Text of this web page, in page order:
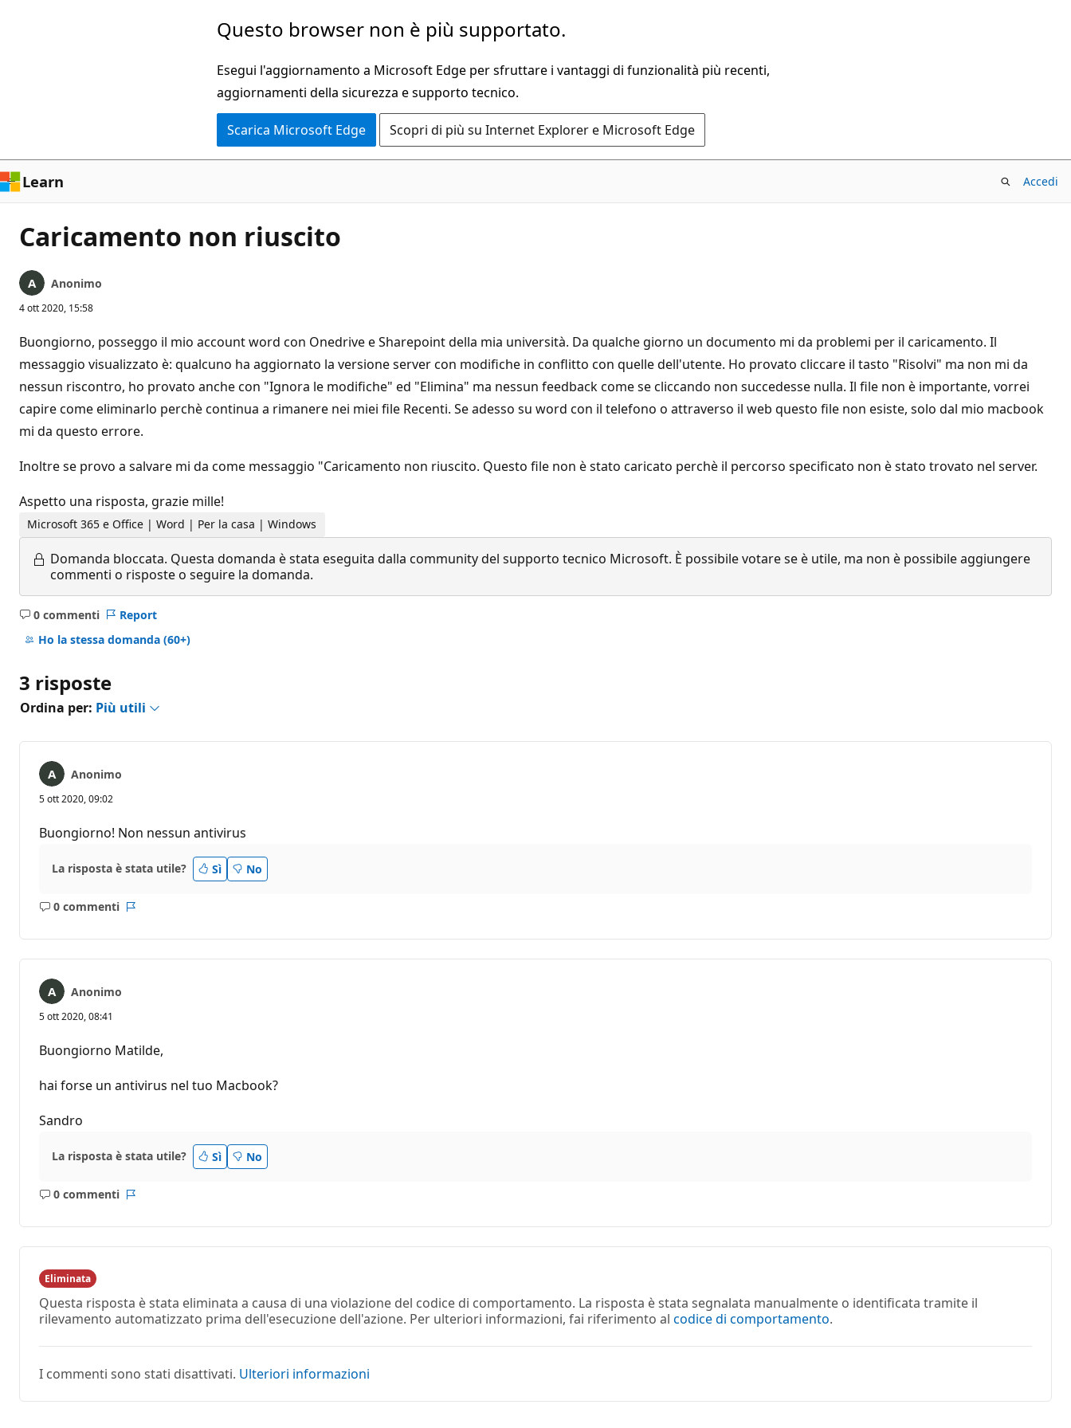
Questo browser non è più supportato.
Esegui l'aggiornamento a Microsoft Edge per sfruttare i vantaggi di funzionalità più recenti,
aggiornamenti della sicurezza e supporto tecnico.
Scarica Microsoft Edge Scopri di più su Internet Explorer e Microsoft Edge
Learn Accedi
Caricamento non riuscito
Anonimo
4 ott 2020, 15:58
Buongiorno, posseggo il mio account word con Onedrive e Sharepoint della mia università. Da qualche giorno un documento mi da problemi per il caricamento. Il
messaggio visualizzato è: qualcuno ha aggiornato la versione server con modifiche in conflitto con quelle dell'utente. Ho provato cliccare il tasto "Risolvi" ma non mi da
nessun riscontro, ho provato anche con "Ignora le modifiche" ed "Elimina" ma nessun feedback come se cliccando non succedesse nulla. Il file non è importante, vorrei
capire come eliminarlo perchè continua a rimanere nei miei file Recenti. Se adesso su word con il telefono o attraverso il web questo file non esiste, solo dal mio macbook
mi da questo errore.
Inoltre se provo a salvare mi da come messaggio "Caricamento non riuscito. Questo file non è stato caricato perchè il percorso specificato non è stato trovato nel server.
Aspetto una risposta, grazie mille!
Microsoft 365 e Office | Word | Per la casa | Windows
Domanda bloccata. Questa domanda è stata eseguita dalla community del supporto tecnico Microsoft. È possibile votare se è utile, ma non è possibile aggiungere
commenti o risposte o seguire la domanda.
0 commenti
Nessun
commento
Report
Ho la stessa domanda (60+)
3 risposte
Ordina per: Più utili
Anonimo
5 ott 2020, 09:02
Buongiorno! Non nessun antivirus
La risposta è stata utile? Sì No
0 commenti
Nessun
Anonimo
5 ott 2020, 08:41
Buongiorno Matilde,
hai forse un antivirus nel tuo Macbook?
Sandro
La risposta è stata utile? Sì No
0 commenti
Nessun
Eliminata
Questa risposta è stata eliminata a causa di una violazione del codice di comportamento. La risposta è stata segnalata manualmente o identificata tramite il
rilevamento automatizzato prima dell'esecuzione dell'azione. Per ulteriori informazioni, fai riferimento al codice di comportamento.
I commenti sono stati disattivati. Ulteriori informazioni